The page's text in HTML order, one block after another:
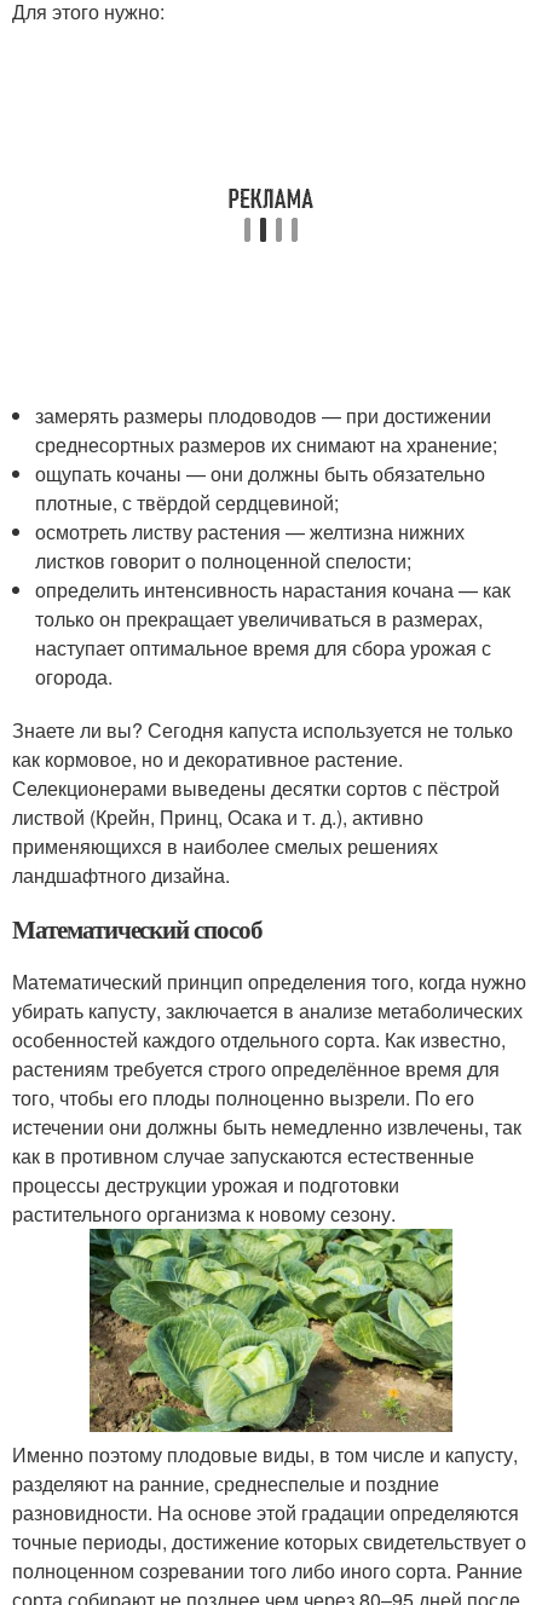
Для этого нужно:
замерять размеры плодоводов — при достижении
среднесортных размеров их снимают на хранение;
ощупать кочаны — они должны быть обязательно
плотные, с твёрдой сердцевиной;
осмотреть листву растения — желтизна нижних
листков говорит о полноценной спелости;
определить интенсивность нарастания кочана — как
только он прекращает увеличиваться в размерах,
наступает оптимальное время для сбора урожая с
огорода.
Знаете ли вы? Сегодня капуста используется не только
как кормовое, но и декоративное растение.
Селекционерами выведены десятки сортов с пёстрой
листвой (Крейн, Принц, Осака и т. д.), активно
применяющихся в наиболее смелых решениях
ландшафтного дизайна.
Математический способ
Математический принцип определения того, когда нужно
убирать капусту, заключается в анализе метаболических
особенностей каждого отдельного сорта. Как известно,
растениям требуется строго определённое время для
того, чтобы его плоды полноценно вызрели. По его
истечении они должны быть немедленно извлечены, так
как в противном случае запускаются естественные
процессы деструкции урожая и подготовки
растительного организма к новому сезону.
Именно поэтому плодовые виды, в том числе и капусту,
разделяют на ранние, среднеспелые и поздние
разновидности. На основе этой градации определяются
точные периоды, достижение которых свидетельствует о
полноценном созревании того либо иного сорта. Ранние